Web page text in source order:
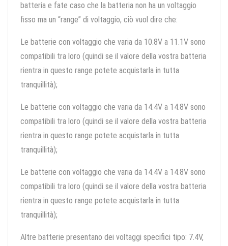
batteria e fate caso che la batteria non ha un voltaggio
fisso ma un “range” di voltaggio, ciò vuol dire che:
Le batterie con voltaggio che varia da 10.8V a 11.1V sono
compatibili tra loro (quindi se il valore della vostra batteria
rientra in questo range potete acquistarla in tutta
tranquillità);
Le batterie con voltaggio che varia da 14.4V a 14.8V sono
compatibili tra loro (quindi se il valore della vostra batteria
rientra in questo range potete acquistarla in tutta
tranquillità);
Le batterie con voltaggio che varia da 14.4V a 14.8V sono
compatibili tra loro (quindi se il valore della vostra batteria
rientra in questo range potete acquistarla in tutta
tranquillità);
Altre batterie presentano dei voltaggi specifici tipo: 7.4V,